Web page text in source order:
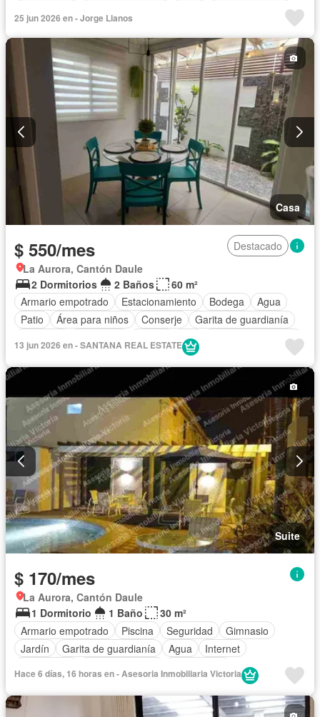
Área para niños
Conserje
Acceso para personas con discapacidad
Jardín
Parrilla
Garita de guardianía Gimnasio
Ascensor
Seguridad
Piscina Parcialmente amoblado
25 jun 2026 en - Jorge Llanos
Casa
$ 550/mes
Destacado
La Aurora, Cantón Daule
2 Dormitorios
2 Baños
60 m²
Armario empotrado
Estacionamiento Bodega
Agua
Patio
Área para niños Conserje
Garita de guardianía
Wifi
Aire acondicionado
Electricidad
Cocina integral
Acceso para personas con discapacidad
Jardín
Solo familias
Completamente amoblado
13 jun 2026 en - SANTANA REAL ESTATE
Suite
$ 170/mes
La Aurora, Cantón Daule
1 Dormitorio
1 Baño
30 m²
Armario empotrado
Piscina Seguridad
Gimnasio
Jardín
Garita de guardianía Agua
Internet
Hace 6 días, 16 horas en - Asesoria Inmobiliaria Victoria